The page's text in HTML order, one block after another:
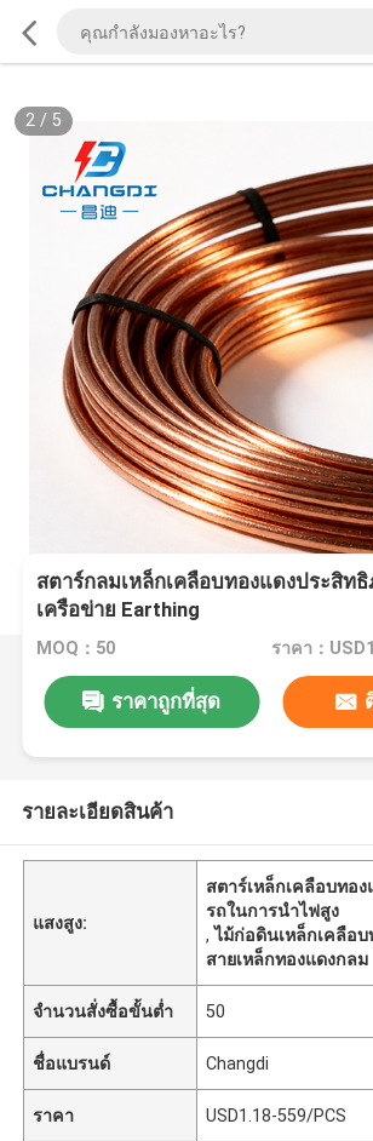
2/ 5
สตาร์กลมเหล็กเคลือบทองแดงประสิท
เครือข่าย Earthing
MOQ：50 ราคา：
ราคาถูกที่สุด
รายละเอียดสินค้า
แสงสูง:
สตาร์เหล็กเคลือบทอ
รถในการนําไฟสูง
,ไม้ก่อดินเหล็กเคลือบ
สายเหล็กทองแดงกลม
จำนวนสั่งซื้อขั้นต่ำ 50
ชื่อแบรนด์ Changdi
ราคา USD1.18-559/PCS